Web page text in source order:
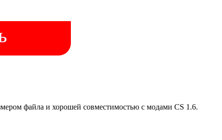
файла и хорошей совместимостью с модами CS 1.6.